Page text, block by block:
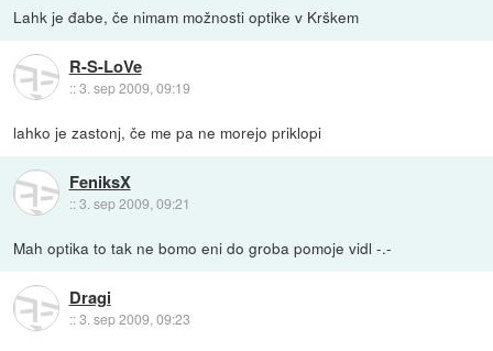
Lahk je đabe, če nimam možnosti optike v Krškem
R-S-LoVe
::3. sep 2009, 09:19
lahko je zastonj, če me pa ne morejo priklopi
FeniksX
::3. sep 2009, 09:21
Mah optika to tak ne bomo eni do groba pomoje vidl -.-
Dragi
::3. sep 2009, 09:23